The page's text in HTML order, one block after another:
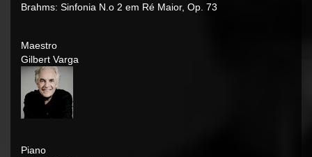
Brahms: Sinfonia N.o 2 em Ré Maior, Op. 73
Maestro
Gilbert Varga
Piano